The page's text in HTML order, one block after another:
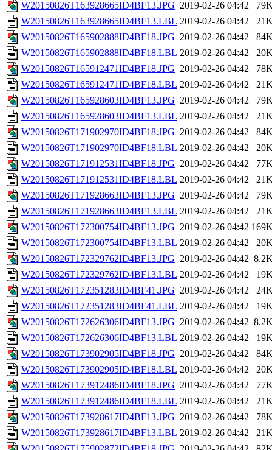
W20150826T163928665ID4BF13.JPG 2019-02-26 04:42
W20150826T163928665ID4BF13.LBL 2019-02-26 04:42
W20150826T165902888ID4BF18.JPG 2019-02-26 04:42
W20150826T165902888ID4BF18.LBL 2019-02-26 04:42
W20150826T165912471ID4BF18.JPG 2019-02-26 04:42
W20150826T165912471ID4BF18.LBL 2019-02-26 04:42
W20150826T165928603ID4BF13.JPG 2019-02-26 04:42
W20150826T165928603ID4BF13.LBL 2019-02-26 04:42
W20150826T171902970ID4BF18.JPG 2019-02-26 04:42
W20150826T171902970ID4BF18.LBL 2019-02-26 04:42
W20150826T171912531ID4BF18.JPG 2019-02-26 04:42
W20150826T171912531ID4BF18.LBL 2019-02-26 04:42
W20150826T171928663ID4BF13.JPG 2019-02-26 04:42
W20150826T171928663ID4BF13.LBL 2019-02-26 04:42
W20150826T172300754ID4BF13.JPG 2019-02-26 04:42
W20150826T172300754ID4BF13.LBL 2019-02-26 04:42
W20150826T172329762ID4BF13.JPG 2019-02-26 04:42
W20150826T172329762ID4BF13.LBL 2019-02-26 04:42
W20150826T172351283ID4BF41.JPG 2019-02-26 04:42
W20150826T172351283ID4BF41.LBL 2019-02-26 04:42
W20150826T172626306ID4BF13.JPG 2019-02-26 04:42
W20150826T172626306ID4BF13.LBL 2019-02-26 04:42
W20150826T173902905ID4BF18.JPG 2019-02-26 04:42
W20150826T173902905ID4BF18.LBL 2019-02-26 04:42
W20150826T173912486ID4BF18.JPG 2019-02-26 04:42
W20150826T173912486ID4BF18.LBL 2019-02-26 04:42
W20150826T173928617ID4BF13.JPG 2019-02-26 04:42
W20150826T173928617ID4BF13.LBL 2019-02-26 04:42